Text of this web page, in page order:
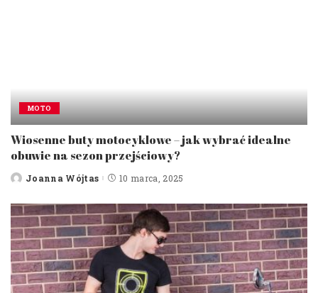
MOTO
Wiosenne buty motocyklowe – jak wybrać idealne
obuwie na sezon przejściowy?
PostedJoanna Wójtas 10 marca, 2025